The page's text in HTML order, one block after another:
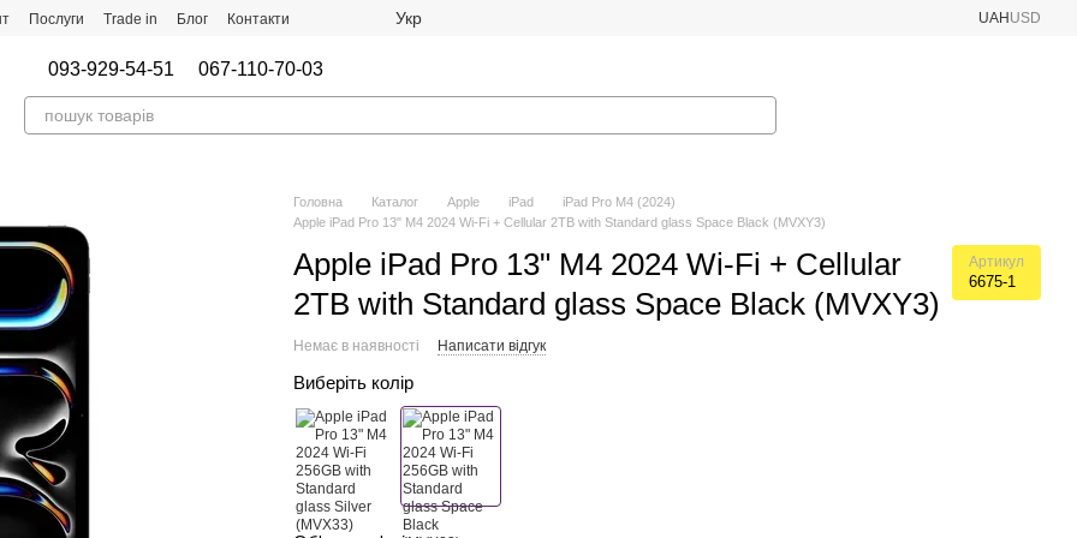
Послуги Trade in Блог Контакти Укр UAH USD
093-929-54-51 067-110-70-03
Головна Каталог Apple iPad
iPad Pro M4 (2024)
Apple iPad Pro 13" M4 2024 Wi-Fi + Cellular 2TB with Standard glass Space Black (MVXY3)
Apple iPad Pro 13" M4 2024 Wi-Fi + Cellular
2TB with Standard glass Space Black (MVXY3)
Артикул
6675-1
Немає в наявності Написати відгук
Виберіть колір